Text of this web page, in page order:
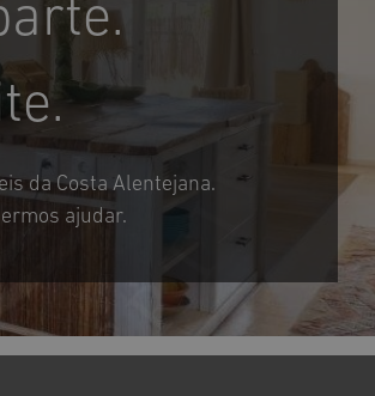
da Costa Alentejana.
ajudar.